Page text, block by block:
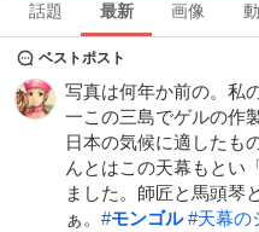
話題 最新 画像
ベストポスト
写真は何年か前の。私
一この三島でゲルの作
日本の気候に適したも
んとはこの天幕もとい
ました。師匠と馬頭琴
ぁ。 #モンゴル #天幕の